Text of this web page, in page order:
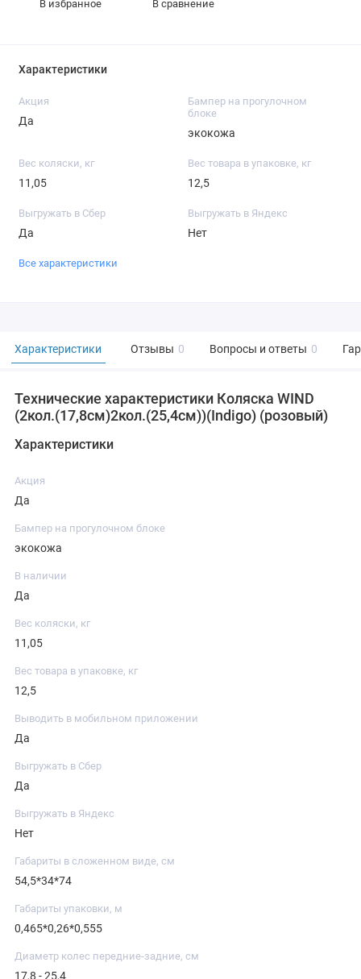
В избранное В сравнение
Характеристики
Акция
Да
Бампер на прогулочном
блоке
экокожа
Вес коляски, кг
11,05
Вес товара в упаковке, кг
12,5
Выгружать в Сбер
Да
Выгружать в Яндекс
Нет
Все характеристики
Характеристики Отзывы 0 Вопросы и ответы 0
Технические характеристики Коляска WIND
(2кол.(17,8см)2кол.(25,4см))(Indigo) (розовый)
Характеристики
Акция
Да
Бампер на прогулочном блоке
экокожа
В наличии
Да
Вес коляски, кг
11,05
Вес товара в упаковке, кг
12,5
Выводить в мобильном приложении
Да
Выгружать в Сбер
Да
Выгружать в Яндекс
Нет
Габариты в сложенном виде, см
54,5*34*74
Габариты упаковки, м
0,465*0,26*0,555
Диаметр колес передние-задние, см
17,8 - 25,4